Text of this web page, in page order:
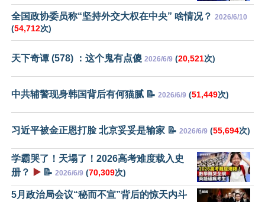
全国政协委员称“坚持外交大权在中央” 啥情况？ 2026/6/10
(54,712次)
天下奇谭 (578) ：这个鬼有点傻 2026/6/9 (20,521次)
中共辅警现身韩国背后有何猫腻 📝 2026/6/9 (51,449次)
习近平被金正恩打脸 北京妥妥是输家 📝 2026/6/9 (55,694次)
学霸哭了！天塌了！2026高考难度载入史
册？
▶️ 📝 2026/6/9 (70,309次)
5月政治局会议“秘而不宣”背后的惊天内斗